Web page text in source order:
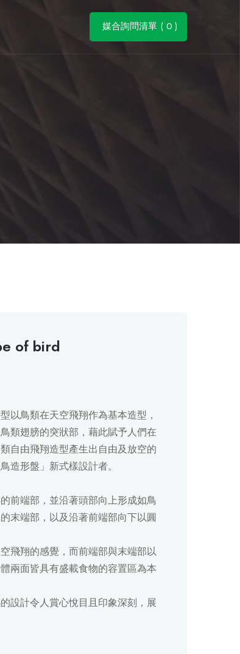
媒合詢問清單 ( 0 )
of bird
以鳥類在天空飛翔作為基本造型，
類翅膀的突狀部，藉此賦予人們在
自由飛翔造型產生出自由及放空的
造形盤」新式樣設計者。
前端部，並沿著頭部向上形成如鳥
末端部，以及沿著前端部向下以圓
飛翔的感覺，而前端部與末端部以
兩面皆具有盛載食物的容置區為本
設計令人賞心悅目且印象深刻，展